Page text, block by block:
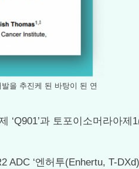
을 추진케 된 바탕이 된 연
‘Q901’과 토포이소머라아
‘엔허투(Enhertu, T-